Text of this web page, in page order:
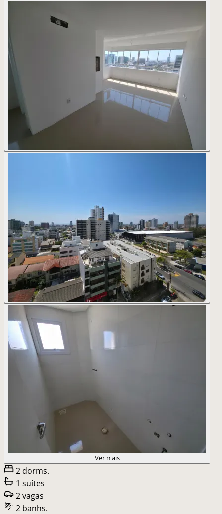
Ver mais
2 dorms.
1 suítes
2 vagas
2 banhs.